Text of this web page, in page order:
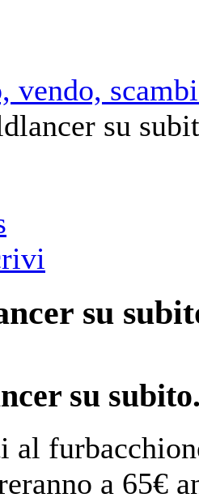
vendo,
su
su
su
al
a 65€